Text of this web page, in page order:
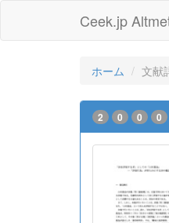
Ceek.jp
ホーム 文献
2 0 0 0